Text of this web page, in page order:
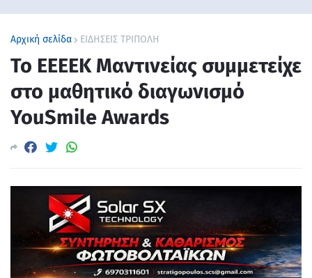
Αρχική σελίδα ΕΙΔΗΣΕΙΣ ΤΡΙΠΟΛΗ
Το ΕΕΕΕΚ Μαντινείας συμμετείχε
στο μαθητικό διαγωνισμό
YouSmile Awards